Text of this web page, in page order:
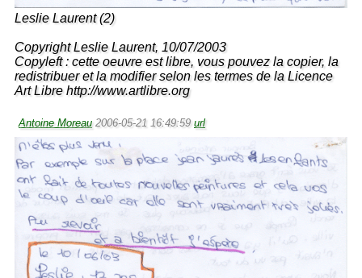
Leslie Laurent (2)
Copyright Leslie Laurent, 10/07/2003
Copyleft : cette oeuvre est libre, vous pouvez la copier, la
redistribuer et la modifier selon les termes de la Licence
Art Libre http://www.artlibre.org
Antoine Moreau 2006-05-21 16:49:59 url